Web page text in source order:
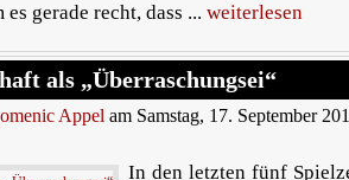
gerade recht, dass ... weiterlesen
als „Überraschungsei“
Appel am Samstag, 17. September
In den letzten fünf